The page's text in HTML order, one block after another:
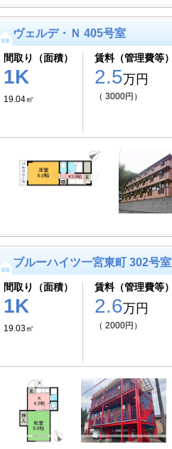
ヴェルデ・Ｎ 405号室
間取り（面積）
1K
19.04㎡
賃料（管理費等）
2.5万円
（ 3000円）
ブルーハイツ一宮東町 302号室
間取り（面積）
1K
19.03㎡
賃料（管理費等）
2.6万円
（ 2000円）